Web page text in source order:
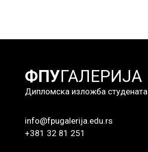
ФПУГАЛЕРИЈА
Дипломска изложба студената
info@fpugalerija.edu.rs
+381 32 81 251